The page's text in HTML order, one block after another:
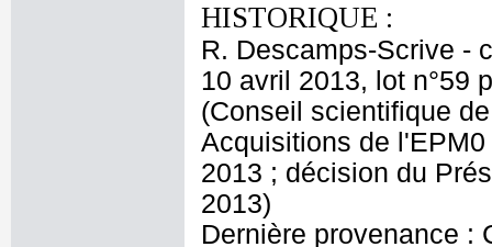
HISTORIQUE :
R. Descamps-Scrive -
10 avril 2013, lot n°59
(Conseil scientifique
Acquisitions de
2013 ; décision du
2013)
Dernière provenance :